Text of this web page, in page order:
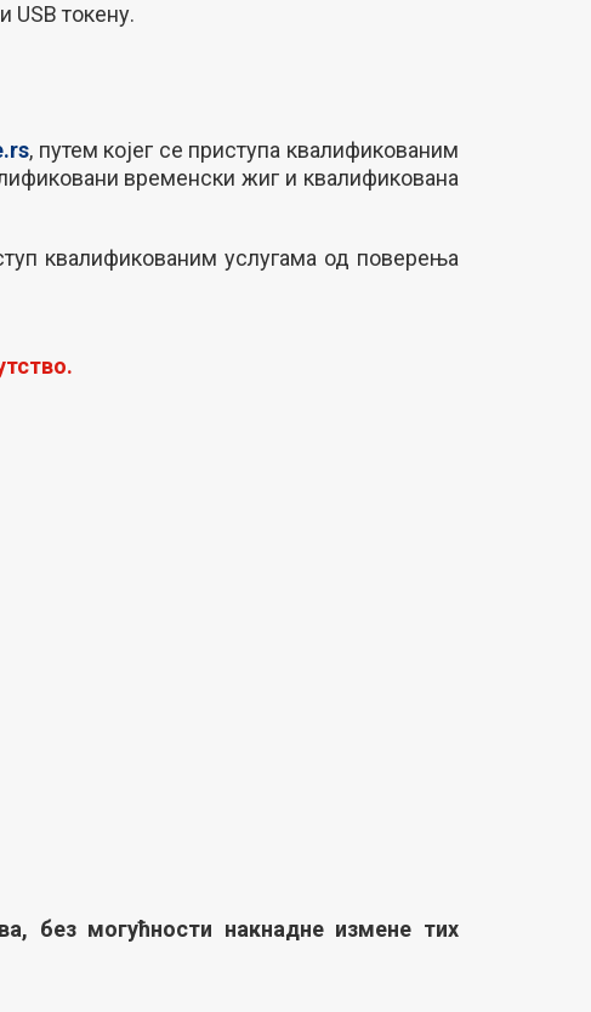
USB токену.
, путем којег се приступа квалификованим
временски жиг и квалификована
квалификованим услугама од поверења
без могућности накнадне измене тих